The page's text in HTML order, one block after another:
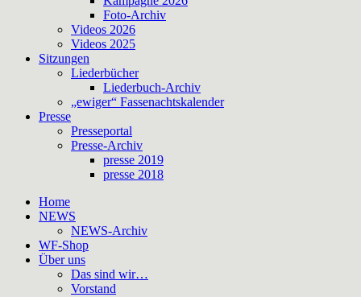
Foto-Archiv
Videos 2026
Videos 2025
Sitzungen
Liederbücher
Liederbuch-Archiv
„ewiger“ Fassenachtskalender
Presse
Presseportal
Presse-Archiv
presse 2019
presse 2018
Home
NEWS
NEWS-Archiv
WF-Shop
Über uns
Das sind wir…
Vorstand